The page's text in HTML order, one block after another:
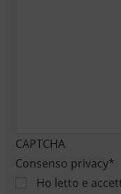
CAPTCHA
Consenso privacy*
Ho letto e